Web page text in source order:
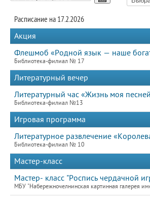
Расписание на 17.2.2026
Акция
Флешмоб «Родной язык — наше
Библиотека-филиал № 17
Литературный вечер
Литературный час «Жизнь моя
Библиотека-филиал №13
Игровая программа
Литературное развлечение
Библиотека-филиал № 10
Мастер-класс
Мастер- класс "Роспись чердачной
МБУ "Набережночелнинская картинная галерея